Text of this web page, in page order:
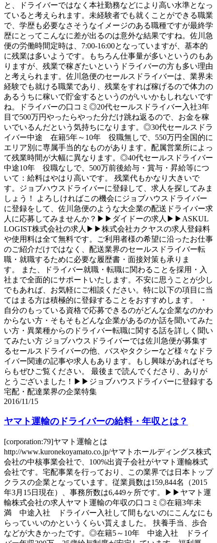
と、ドライバーではなく本社勤務などにより高い水準となっ
ていると考えられます。未経験者でも就くことができる職業
で、学歴も必要なさそうなイメージのある職種ですが最終学
歴にとってこんなに差が出るのは意外な結果ですね。佐川急
便の労働時間定時は、7:00-16:00となっていますが、基本的
に残業は多いようです。もちろん仕事量が多いというのもあ
りますが、残業で稼ぎたいというドライバーの方も多い理由
と考えられます。佐川急便のセールスドライバーは、業界未
経験でも就ける職業であり、残業をすれば稼げるので体力の
あるうちに稼いで貯金するというのがいいかもしれないです
ね。ドライバーの口コミ◎20代セールスドライバー入社3年
目で500万円やったらやった分だけ跳ね返るので、お金を稼
いでいるんだという気持ちになります。◎30代セールスドラ
イバー中途 在籍5年～10年 役職無しで、550万円全国的に
エリア別に専属手当的なものがあります。配属営業所によっ
て残業時間が大幅に異なります。◎40代セールスドライバー
中途10年 役職なしで、500万前後給与・賞与・昇給等につ
いて：給料はやはり高いです。 残業代もかなり大きいで
す。ジョブハウスドライバーに登録して、求人を探してみま
しょう！ よろしければこの機会にジョブハウスドライバー
に登録をして、佐川急便のような大企業の配送ドライバー求
人に応募してみませんか？▶▶ダイドーの求人▶▶ASKUL
LOGIST株式会社の求人▶▶株式会社カクヤスの求人登録料
や使用料は全て無料です。ご利用者様の希望に沿ったお仕事
のご紹介だけではなく、配送業界のセールスドライバー転
職・就職するために必要な履歴書・面接対策も承りま
す。 また、ドライバー就職・転職に関わることを採用・入
社まで全面的にサポートいたします。不安に思うことが少し
でもあれば、お気軽にご相談ください。特に以下の項目に当
てはまる方は積極的に登録することをおすすめします。 ・
自分のもっている資格で応募できるのがどんな企業なのかわ
からない方・そもそもどんな企業があるのか話を聞いてみた
い方・異業種からのドライバー転職に関する話を詳しく聞い
てみたい方 ジョブハウスドライバーでは佐川急便が募集す
るセールスドライバーの他、バスやタクシーなど様々なドラ
イバー関連の記事や求人もあります。もし興味があればそち
らもぜひご覧ください。 最後まで読んでくださり、ありが
とうございました！▶▶ジョブハウスドライバーに登録する
宅配・配達業界の企業特集
2016/11/15
ヤマト運輸のドライバーの給料・年収とは？
[corporation:79]ヤマト運輸とは
http://www.kuronekoyamato.co.jp/ヤマトホールディングス株式
会社の中核事業会社で、100%出資子会社がヤマト運輸株式
会社です。宅配事業を行っており、この業界では日本トップ
クラスの企業となっています。従業員数は159,844名（2015
年3月15日現在）、事務所数は6,449ヶ所です。▶▶ヤマト運
輸株式会社の求人ヤマト運輸の年収の口コミ◎在籍3年未
満 中途入社 ドライバー入社して間もないのにこんなにも
らっていいのかというくらい貰えました。 扶養手当、歩合
などが大きかったです。◎在籍5～10年 中途入社 ドライ